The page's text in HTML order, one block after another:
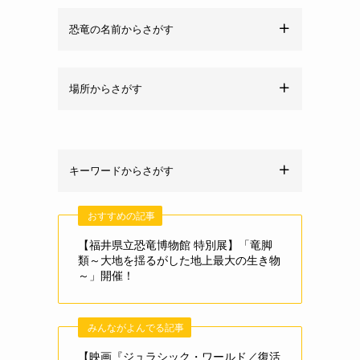
恐竜の名前からさがす
場所からさがす
キーワードからさがす
おすすめの記事
【福井県立恐竜博物館 特別展】「竜脚
類～大地を揺るがした地上最大の生き物
～」開催！
みんながよんでる記事
【映画『ジュラシック・ワールド／復活